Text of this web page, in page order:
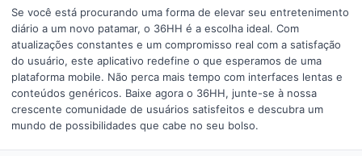
Se você está procurando uma forma de elevar seu entretenimento
diário a um novo patamar, o 36HH é a escolha ideal. Com
atualizações constantes e um compromisso real com a satisfação
do usuário, este aplicativo redefine o que esperamos de uma
plataforma mobile. Não perca mais tempo com interfaces lentas e
conteúdos genéricos. Baixe agora o 36HH, junte-se à nossa
crescente comunidade de usuários satisfeitos e descubra um
mundo de possibilidades que cabe no seu bolso.